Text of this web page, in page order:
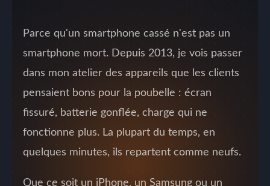
Parce qu'un smartphone cassé n'est pas un
smartphone mort. Depuis 2013, je vois passer
dans mon atelier des appareils que les clients
pensaient bons pour la poubelle : écran
fissuré, batterie gonflée, charge qui ne
fonctionne plus. La plupart du temps, en
quelques minutes, ils repartent comme neufs.
Que ce soit un iPhone, un Samsung ou un